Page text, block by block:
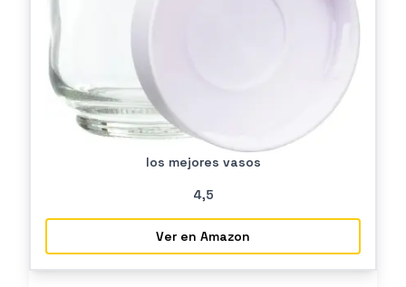
los mejores vasos
4,5
Ver en Amazon